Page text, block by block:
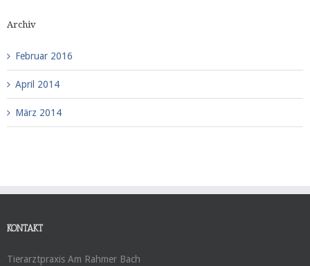
Archiv
Februar 2016
April 2014
März 2014
KONTAKT
Tierarztpraxis Am Rahmer Bach